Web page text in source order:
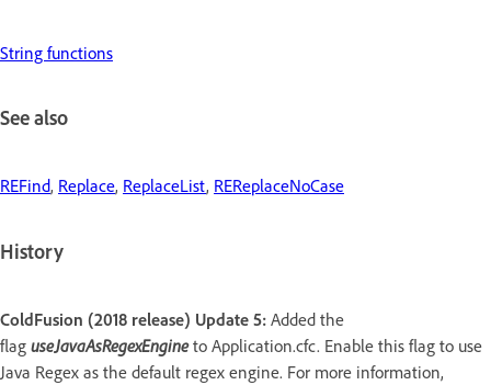
String functions
See also
REFind, Replace, ReplaceList, REReplaceNoCase
History
ColdFusion (2018 release) Update 5: Added the
flag useJavaAsRegexEngine to Application.cfc. Enable this flag to use
Java Regex as the default regex engine. For more information,